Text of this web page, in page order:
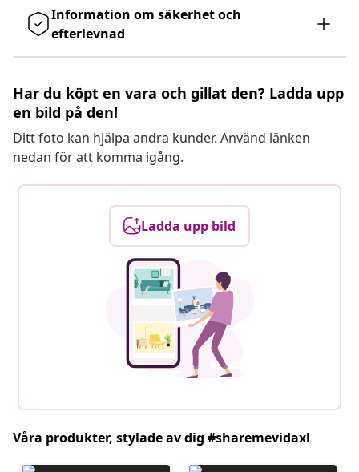
Information om säkerhet och
efterlevnad
Har du köpt en vara och gillat den? Ladda upp
en bild på den!
Ditt foto kan hjälpa andra kunder. Använd länken
nedan för att komma igång.
Ladda upp bild
Våra produkter, stylade av dig #sharemevidaxl